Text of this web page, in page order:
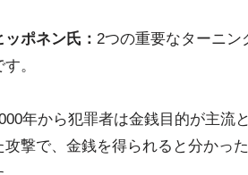
ッポネン氏： 2つの重要なターニ
す。
年から犯罪者は金銭目的が主流
攻撃で、金銭を得られると分かっ